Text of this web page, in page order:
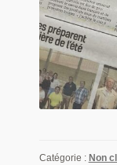
Catégorie : Non